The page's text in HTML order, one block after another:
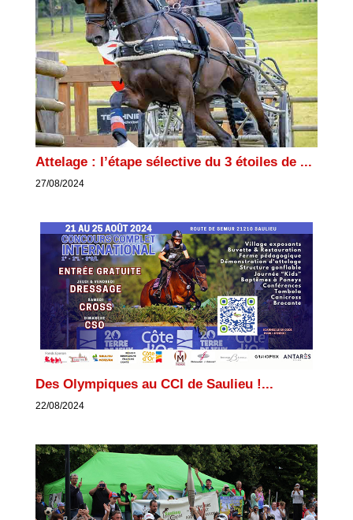
Attelage : l’étape sélective du 3 étoiles de ...
27/08/2024
Des Olympiques au CCI de Saulieu !...
22/08/2024